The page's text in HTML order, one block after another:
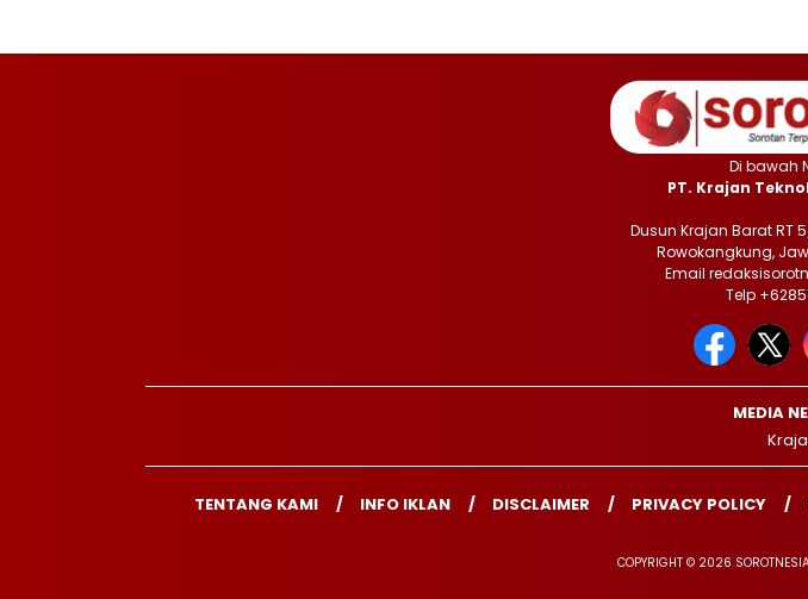
Di bawah
PT. Krajan
Dusun Krajan Barat RT
Rowokangkung,
Email
Telp
MEDIA
TENTANG KAMI INFO IKLAN DISCLAIMER PRIVACY POLICY
COPYRIGHT © 2026